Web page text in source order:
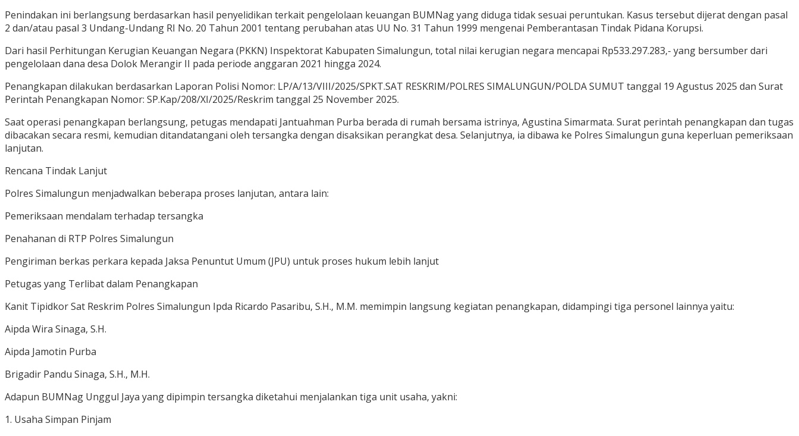
Penindakan ini berlangsung berdasarkan hasil penyelidikan terkait pengelolaan keuangan BUMNag yang diduga tidak sesuai peruntukan. Kasus tersebut dijerat dengan pasal
2 dan/atau pasal 3 Undang-Undang RI No. 20 Tahun 2001 tentang perubahan atas UU No. 31 Tahun 1999 mengenai Pemberantasan Tindak Pidana Korupsi.
Dari hasil Perhitungan Kerugian Keuangan Negara (PKKN) Inspektorat Kabupaten Simalungun, total nilai kerugian negara mencapai Rp533.297.283,- yang bersumber dari
pengelolaan dana desa Dolok Merangir II pada periode anggaran 2021 hingga 2024.
Penangkapan dilakukan berdasarkan Laporan Polisi Nomor: LP/A/13/VIII/2025/SPKT.SAT RESKRIM/POLRES SIMALUNGUN/POLDA SUMUT tanggal 19 Agustus 2025 dan Surat
Perintah Penangkapan Nomor: SP.Kap/208/XI/2025/Reskrim tanggal 25 November 2025.
Saat operasi penangkapan berlangsung, petugas mendapati Jantuahman Purba berada di rumah bersama istrinya, Agustina Simarmata. Surat perintah penangkapan dan tugas
dibacakan secara resmi, kemudian ditandatangani oleh tersangka dengan disaksikan perangkat desa. Selanjutnya, ia dibawa ke Polres Simalungun guna keperluan pemeriksaan
lanjutan.
Rencana Tindak Lanjut
Polres Simalungun menjadwalkan beberapa proses lanjutan, antara lain:
Pemeriksaan mendalam terhadap tersangka
Penahanan di RTP Polres Simalungun
Pengiriman berkas perkara kepada Jaksa Penuntut Umum (JPU) untuk proses hukum lebih lanjut
Petugas yang Terlibat dalam Penangkapan
Kanit Tipidkor Sat Reskrim Polres Simalungun Ipda Ricardo Pasaribu, S.H., M.M. memimpin langsung kegiatan penangkapan, didampingi tiga personel lainnya yaitu:
Aipda Wira Sinaga, S.H.
Aipda Jamotin Purba
Brigadir Pandu Sinaga, S.H., M.H.
Adapun BUMNag Unggul Jaya yang dipimpin tersangka diketahui menjalankan tiga unit usaha, yakni:
1. Usaha Simpan Pinjam